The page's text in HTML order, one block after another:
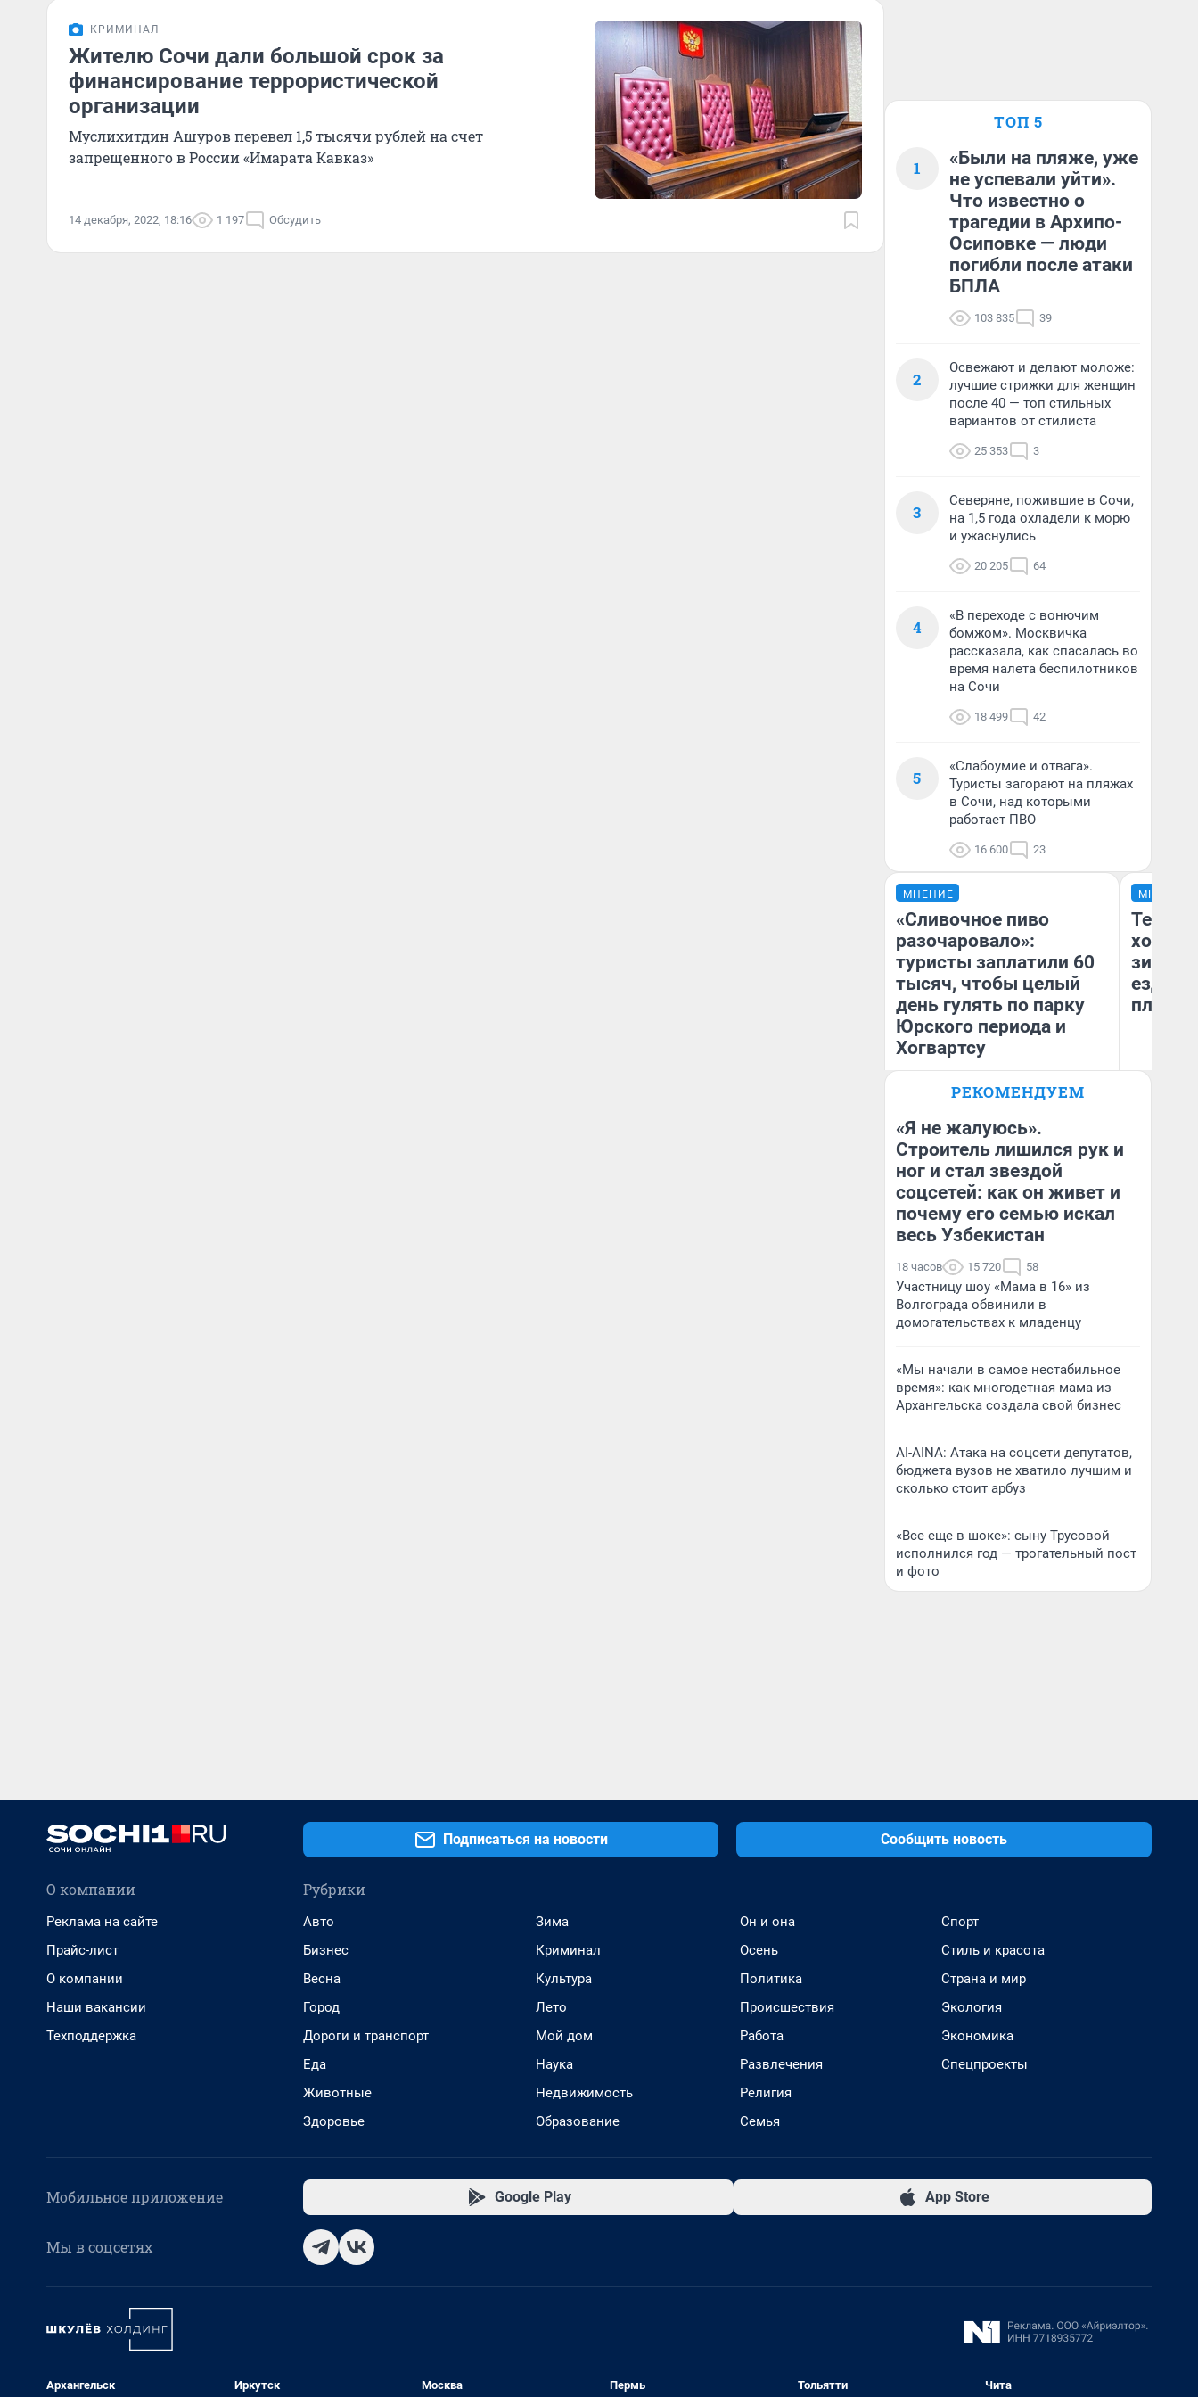
КРИМИНАЛ
Жителю Сочи дали большой срок за
финансирование террористической
организации
Муслихитдин Ашуров перевел 1,5 тысячи рублей на счет
запрещенного в России «Имарата Кавказ»
14 декабря, 2022, 18:16 1 197 Обсудить
ТОП 5
1
«Были на пляже, уже
не успевали уйти».
Что известно о
трагедии в Архипо-
Осиповке — люди
погибли после атаки
БПЛА
103 835 39
2
Освежают и делают моложе:
лучшие стрижки для женщин
после 40 — топ стильных
вариантов от стилиста
25 353 3
3
Северяне, пожившие в Сочи,
на 1,5 года охладели к морю
и ужаснулись
20 205 64
4
«В переходе с вонючим
бомжом». Москвичка
рассказала, как спасалась во
время налета беспилотников
на Сочи
18 499 42
5
«Слабоумие и отвага».
Туристы загорают на пляжах
в Сочи, над которыми
работает ПВО
16 600 23
МНЕНИЕ
«Сливочное пиво
разочаровало»:
туристы заплатили 60
тысяч, чтобы целый
день гулять по парку
Юрского периода и
Хогвартсу
МНЕНИЕ
Тепло
зимой.
ездит
плюсы
РЕКОМЕНДУЕМ
«Я не жалуюсь».
Строитель лишился рук и
ног и стал звездой
соцсетей: как он живет и
почему его семью искал
весь Узбекистан
18 часов 15 720 58
Участницу шоу «Мама в 16» из
Волгограда обвинили в
домогательствах к младенцу
«Мы начали в самое нестабильное
время»: как многодетная мама из
Архангельска создала свой бизнес
AI-AINA: Атака на соцсети депутатов,
бюджета вузов не хватило лучшим и
сколько стоит арбуз
«Все еще в шоке»: сыну Трусовой
исполнился год — трогательный пост
и фото
Подписаться на новости Сообщить новость
О компании
Реклама на сайте
Прайс-лист
О компании
Наши вакансии
Техподдержка
Рубрики
Авто
Бизнес
Весна
Город
Дороги и транспорт
Еда
Животные
Здоровье
Зима
Криминал
Культура
Лето
Мой дом
Наука
Недвижимость
Образование
Он и она
Осень
Политика
Происшествия
Работа
Развлечения
Религия
Семья
Спорт
Стиль и красота
Страна и мир
Экология
Экономика
Спецпроекты
Мобильное приложение Google Play App Store
Мы в соцсетях
Архангельск Иркутск Москва Пермь Тольятти Чита